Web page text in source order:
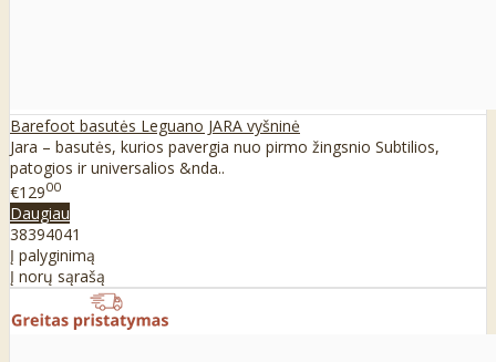
Barefoot basutės Leguano JARA vyšninė
Jara – basutės, kurios pavergia nuo pirmo žingsnio Subtilios,
patogios ir universalios &nda..
€12900
Daugiau
38394041
Į palyginimą
Į norų sąrašą